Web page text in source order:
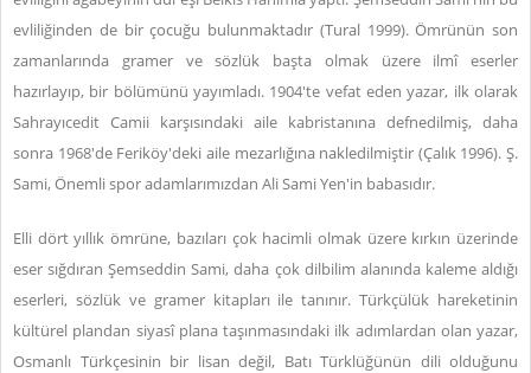
evliliğinden de bir çocuğu bulunmaktadır (Tural 1999). Ömrünün son
zamanlarında gramer ve sözlük başta olmak üzere ilmî eserler
hazırlayıp, bir bölümünü yayımladı. 1904'te vefat eden yazar, ilk olarak
Sahrayıcedit Camii karşısındaki aile kabristanına defnedilmiş, daha
sonra 1968'de Feriköy'deki aile mezarlığına nakledilmiştir (Çalık 1996). Ş.
Sami, Önemli spor adamlarımızdan Ali Sami Yen'in babasıdır.
Elli dört yıllık ömrüne, bazıları çok hacimli olmak üzere kırkın üzerinde
eser sığdıran Şemseddin Sami, daha çok dilbilim alanında kaleme aldığı
eserleri, sözlük ve gramer kitapları ile tanınır. Türkçülük hareketinin
kültürel plandan siyasî plana taşınmasındaki ilk adımlardan olan yazar,
Osmanlı Türkçesinin bir lisan değil, Batı Türklüğünün dili olduğunu